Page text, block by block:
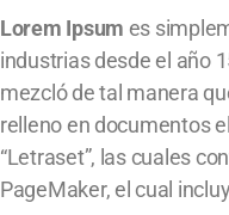
Lorem Ipsum es
industrias desde el año
mezcló de tal manera
relleno en documentos
“Letraset”, las cuales
PageMaker, el cual